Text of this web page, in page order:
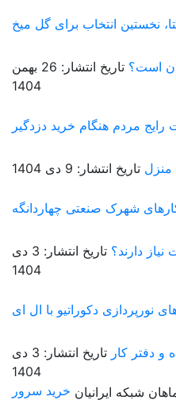
برای گل میخ
تاریخ انتشار: 26 بهمن
خرید دزدگیر
9 دی 1404
چهاردانگه
تاریخ انتشار: 3 دی
دکوراتیو با ال ای
تاریخ انتشار: 3 دی
خرید سرور